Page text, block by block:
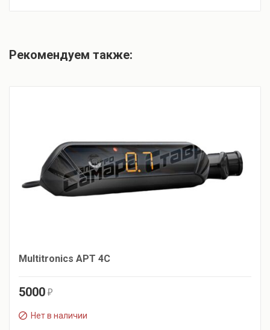
Рекомендуем также:
Multitronics APT 4C
5000 r
Нет в наличии